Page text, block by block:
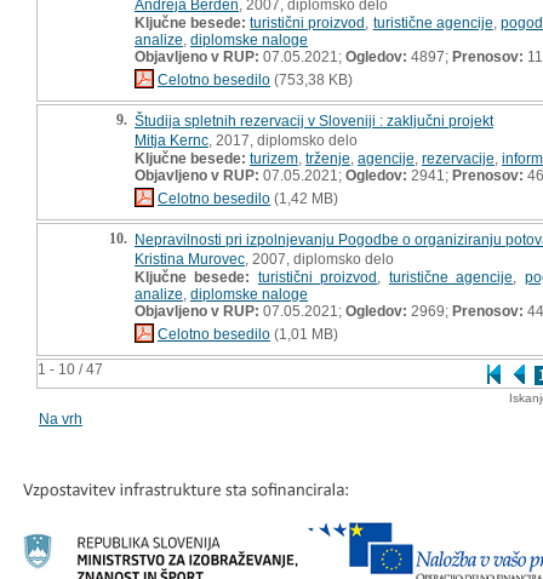
1 - 10 / 47
Andreja Berden , 2007, diplomsko delo
Ključne besede: turistični proizvod turistične agencije
analize diplomske naloge
Objavljeno v RUP: 07.05.2021; Ogledov: 4897; Prenosov:
Celotno besedilo (753,38 KB)
9. Študija spletnih rezervacij v Sloveniji : zaključni projekt
Mitja Kernc , 2017, diplomsko delo
Ključne besede: turizem trženje agencije rezervacije
Objavljeno v RUP: 07.05.2021; Ogledov: 2941; Prenosov: 46
Celotno besedilo (1,42 MB)
10. Nepravilnosti pri izpolnjevanju Pogodbe o organiziranju
Kristina Murovec , 2007, diplomsko delo
Ključne besede: turistični proizvod turistične agencije
analize diplomske naloge
Objavljeno v RUP: 07.05.2021; Ogledov: 2969; Prenosov: 44
Celotno besedilo (1,01 MB)
Na vrh